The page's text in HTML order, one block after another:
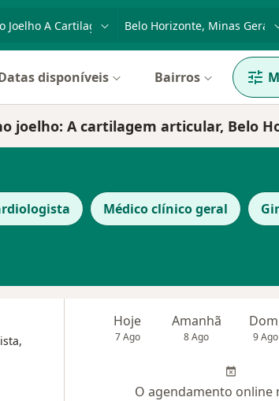
disponíveis Bairros
joelho: A cartilagem articular, Belo
Médico clínico geral
Hoje
7 Ago
Amanhã
8 Ago 9 Ago
O agendamento online